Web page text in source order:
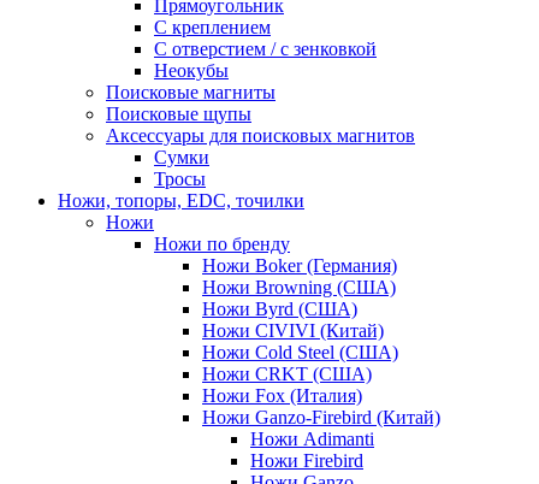
Прямоугольник
С креплением
С отверстием / с зенковкой
Неокубы
Поисковые магниты
Поисковые щупы
Аксессуары для поисковых магнитов
Сумки
Тросы
Ножи, топоры, EDC, точилки
Ножи
Ножи по бренду
Ножи Boker (Германия)
Ножи Browning (США)
Ножи Byrd (США)
Ножи CIVIVI (Китай)
Ножи Cold Steel (США)
Ножи CRKT (США)
Ножи Fox (Италия)
Ножи Ganzo-Firebird (Китай)
Ножи Adimanti
Ножи Firebird